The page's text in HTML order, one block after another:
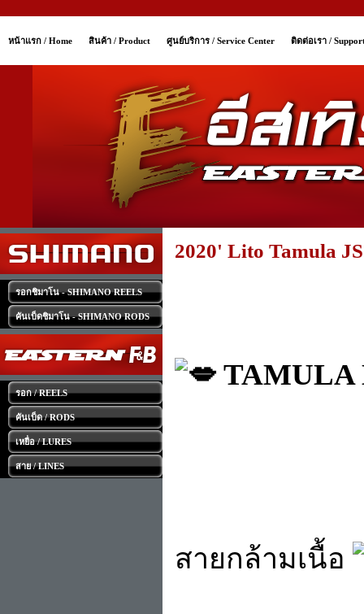
หน้าแรก / Home สินค้า / Product ศูนย์บริการ / Service Center ติดต่อเรา /
รอกชิมาโน - SHIMANO REELS
คันเบ็ดชิมาโน - SHIMANO RODS
รอก / REELS
คันเบ็ด / RODS
เหยื่อ / LURES
สาย / LINES
2020' Lito Tamula
TAMULA
สายกล้ามเนื้อ